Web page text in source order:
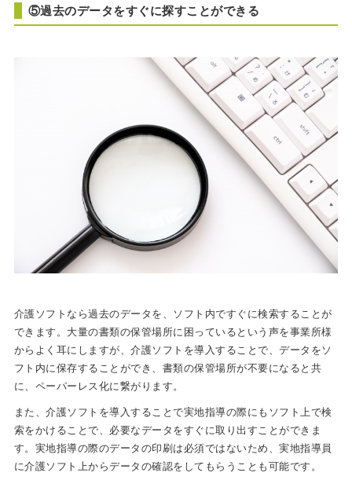
⑤過去のデータをすぐに探すことができる
介護ソフトなら過去のデータを、ソフト内ですぐに検索することが
できます。大量の書類の保管場所に困っているという声を事業所様
からよく耳にしますが、介護ソフトを導入することで、データをソ
フト内に保存することができ、書類の保管場所が不要になると共
に、ペーパーレス化に繋がります。
また、介護ソフトを導入することで実地指導の際にもソフト上で検
索をかけることで、必要なデータをすぐに取り出すことができま
す。実地指導の際のデータの印刷は必須ではないため、実地指導員
に介護ソフト上からデータの確認をしてもらうことも可能です。